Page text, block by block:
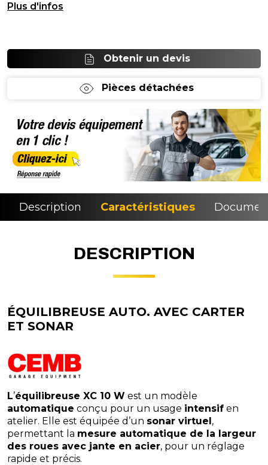
équipée d’un sonar virtuel, permettant la mes
Obtenir un devis
Pièces détachées
Description Caractéristiques
DESCRIPTION
ÉQUILIBREUSE AUTO. AVEC CARTER
ET SONAR
L’équilibreuse XC 10 W est un modèle
automatique conçu pour un usage intensif en
atelier. Elle est équipée d’un sonar virtuel,
permettant la mesure automatique de la largeur
des roues avec jante en acier, pour un réglage
rapide et précis.